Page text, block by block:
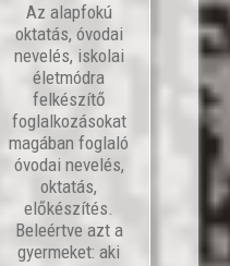
Az alapfokú
oktatás, óvodai
nevelés, iskolai
életmódra
felkészítő
foglalkozásokat
magában foglaló
óvodai nevelés,
oktatás,
előkészítés.
Beleértve azt a
gyermeket: aki